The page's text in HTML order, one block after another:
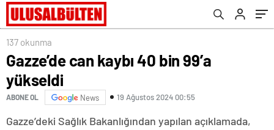
137 okunma
Gazze’de can kaybı 40 bin 99’a
yükseldi
ABONE OL News 19 Ağustos 2024 00:55
Gazze’deki Sağlık Bakanlığından yapılan açıklamada,